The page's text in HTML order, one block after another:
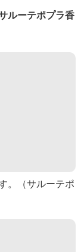
ルーテポプラ香
。（サルーテポ